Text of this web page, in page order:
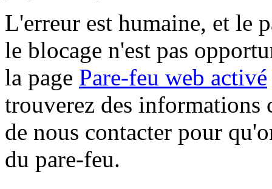
L'erreur est humaine, et le
le blocage n'est pas
la page Pare-feu web activé
trouverez des informations
de nous contacter pour
du pare-feu.